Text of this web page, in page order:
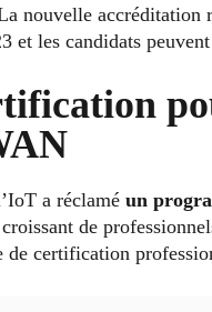
nouvelle accréditation
et les candidats
a réclamé un
de
de certification